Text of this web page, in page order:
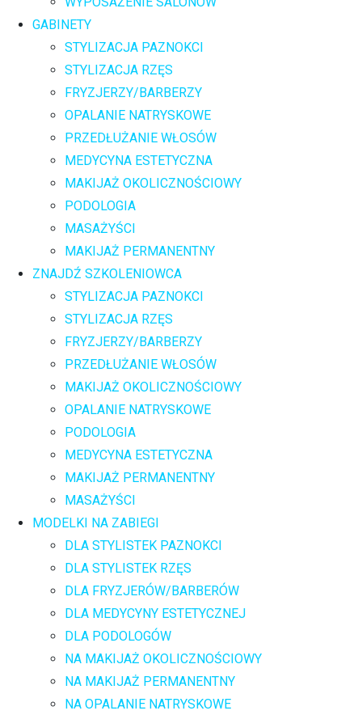
GABINETY
STYLIZACJA PAZNOKCI
STYLIZACJA RZĘS
FRYZJERZY/BARBERZY
OPALANIE NATRYSKOWE
PRZEDŁUŻANIE WŁOSÓW
MEDYCYNA ESTETYCZNA
MAKIJAŻ OKOLICZNOŚCIOWY
PODOLOGIA
MASAŻYŚCI
MAKIJAŻ PERMANENTNY
ZNAJDŹ SZKOLENIOWCA
STYLIZACJA PAZNOKCI
STYLIZACJA RZĘS
FRYZJERZY/BARBERZY
PRZEDŁUŻANIE WŁOSÓW
MAKIJAŻ OKOLICZNOŚCIOWY
OPALANIE NATRYSKOWE
PODOLOGIA
MEDYCYNA ESTETYCZNA
MAKIJAŻ PERMANENTNY
MASAŻYŚCI
MODELKI NA ZABIEGI
DLA STYLISTEK PAZNOKCI
DLA STYLISTEK RZĘS
DLA FRYZJERÓW/BARBERÓW
DLA MEDYCYNY ESTETYCZNEJ
DLA PODOLOGÓW
NA MAKIJAŻ OKOLICZNOŚCIOWY
NA MAKIJAŻ PERMANENTNY
NA OPALANIE NATRYSKOWE